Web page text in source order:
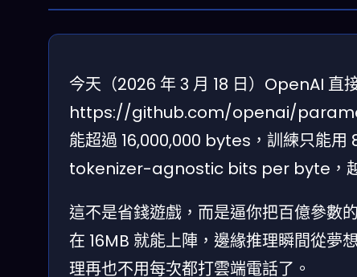
今天（2026 年 3 月 18 日）OpenAI 直
https://github.com/openai/
能超過 16,000,000 bytes，訓練只能
tokenizer-agnostic bits per byte，越
這不是省錢遊戲，而是逼你把百億參數
在 16MB 就能上陣，邊緣推理瞬間從夢
理再也不用每次都打雲端電話了。